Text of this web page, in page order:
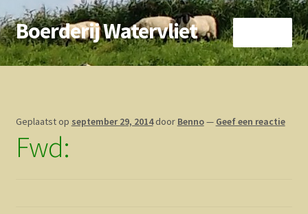
Ga
door
naar
Ga
direct
naar
Boerderij Watervliet
Home
Biokoe
Geplaatst op september 29, 2014 door Benno— Geef een reactie
Fwd: